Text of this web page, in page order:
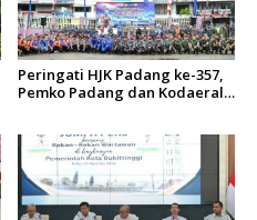
Peringati HJK Padang ke-357,
Pemko Padang dan Kodaeral